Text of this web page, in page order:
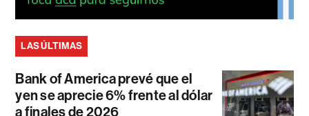
LAS ÚLTIMAS
Bank of America prevé que el
yen se aprecie 6% frente al dólar
a finales de 2026